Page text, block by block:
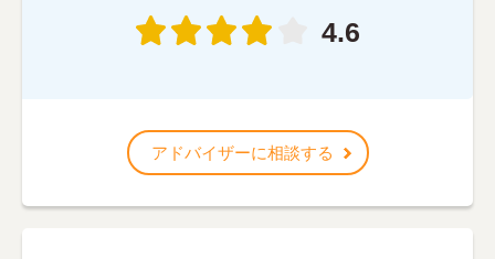
4.6
アドバイザーに相談する